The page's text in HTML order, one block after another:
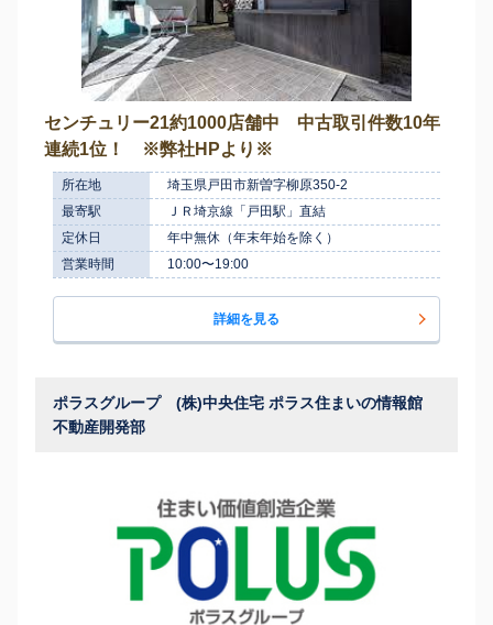
センチュリー21約1000店舗中 中古取引件数10年
連続1位！ ※弊社HPより※
所在地
埼玉県戸田市新曽字柳原350-2
最寄駅
ＪＲ埼京線「戸田駅」直結
定休日
年中無休（年末年始を除く）
営業時間
10:00〜19:00
詳細を見る
ポラスグループ (株)中央住宅 ポラス住まいの情報館
不動産開発部